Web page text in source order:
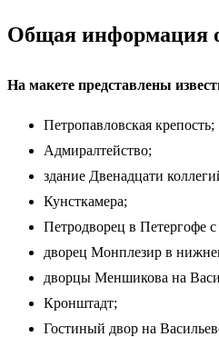
Общая информация
На макете представлены
Петропавловская крепость;
Адмиралтейство;
здание Двенадцати
Кунсткамера;
Петродворец в Петергофе
дворец Монплезир в
дворцы Меншикова на
Кронштадт;
Гостиный двор на